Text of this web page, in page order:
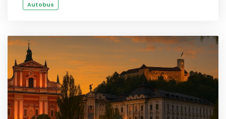
Autobus